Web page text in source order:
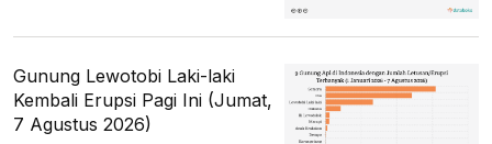
Gunung Lewotobi Laki-laki
Kembali Erupsi Pagi Ini (Jumat,
7 Agustus 2026)